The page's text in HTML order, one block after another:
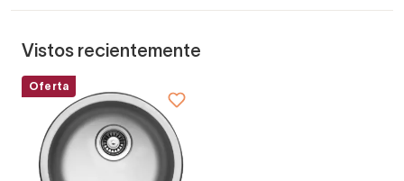
Vistos recientemente
Oferta